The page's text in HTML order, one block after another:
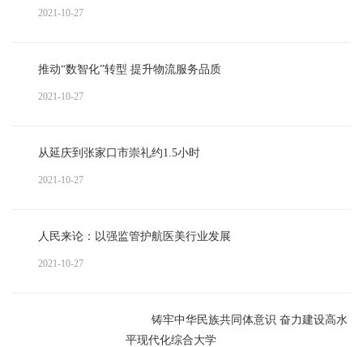
2021-10-27
推动“数智化”转型 提升物流服务品质
2021-10-27
从延庆到张家口市崇礼约1.5小时
2021-10-27
人民来论：以强监管护航医美行业发展
2021-10-27
铸牢中华民族共同体意识 奋力建设高水
平现代化综合大学